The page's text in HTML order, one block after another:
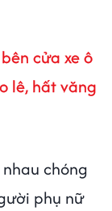
cửa xe ô
lê, hất văng
chóng
phụ nữ